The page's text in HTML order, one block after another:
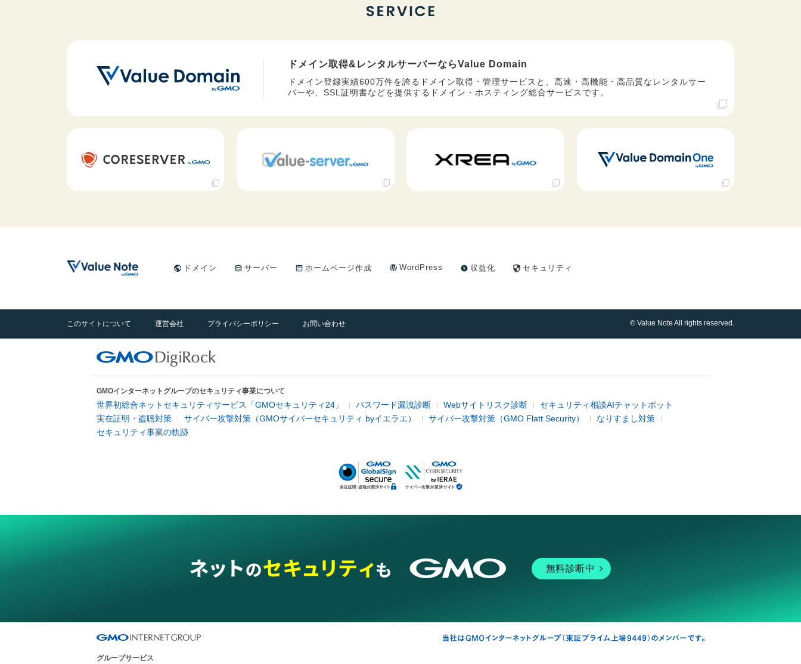
ドメイン取得&レンタルサーバーならValue Domain
ドメイン登録実績600万件を誇るドメイン取得・管理サービスと、高速・高機能・高品質なレンタルサー
バーや、SSL証明書などを提供するドメイン・ホスティング総合サービスです。
ドメイン サーバー ホームページ作成 WordPress 収益化 セキュリティ
このサイトについて 運営会社 プライバシーポリシー お問い合わせ © Value Note All rights reserved.
GMOインターネットグループのセキュリティ事業について
世界初総合ネットセキュリティサービス「GMOセキュリティ24」 パスワード漏洩診断 Webサイトリスク診断
セキュリティ相談AIチャットボット
実在証明・盗聴対策
サイバー攻撃対策（GMOサイバーセキュリティ byイエラエ） サイバー攻撃対策（GMO Flatt Security）
なりすまし対策
セキュリティ事業の軌跡
無料診断中
グループサービス